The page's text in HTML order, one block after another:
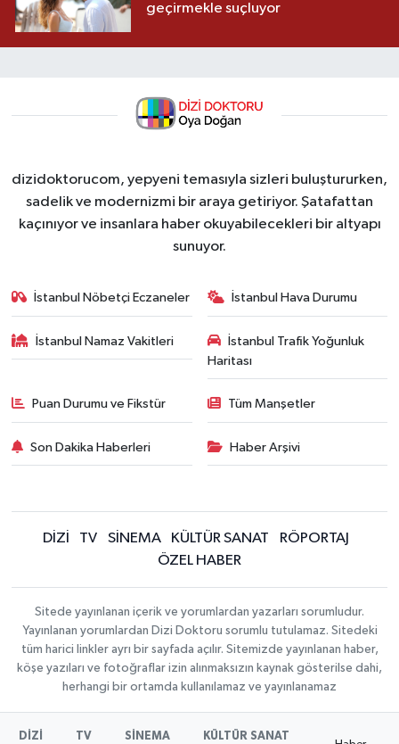
geçirmekle suçluyor
dizidoktorucom, yepyeni temasıyla sizleri buluştururken,
sadelik ve modernizmi bir araya getiriyor. Şatafattan
kaçınıyor ve insanlara haber okuyabilecekleri bir altyapı
sunuyor.
İstanbul Nöbetçi Eczaneler İstanbul Hava Durumu
İstanbul Namaz Vakitleri
İstanbul Trafik Yoğunluk
Haritası
Puan Durumu ve Fikstür Tüm Manşetler
Son Dakika Haberleri Haber Arşivi
DİZİ TV SİNEMA KÜLTÜR SANAT
RÖPORTAJ
ÖZEL HABER
Sitede yayınlanan içerik ve yorumlardan yazarları sorumludur.
Yayınlanan yorumlardan Dizi Doktoru sorumlu tutulamaz. Sitedeki
tüm harici linkler ayrı bir sayfada açılır. Sitemizde yayınlanan haber,
köşe yazıları ve fotoğraflar izin alınmaksızın kaynak gösterilse dahi,
herhangi bir ortamda kullanılamaz ve yayınlanamaz
DİZİ TV SİNEMA KÜLTÜR SANAT